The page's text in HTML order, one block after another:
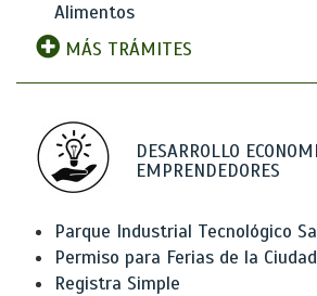
Alimentos
MÁS TRÁMITES
DESARROLLO
EMPRENDEDORES
Parque Industrial Tecnológico
Permiso para Ferias de la Ciudad
Registra Simple